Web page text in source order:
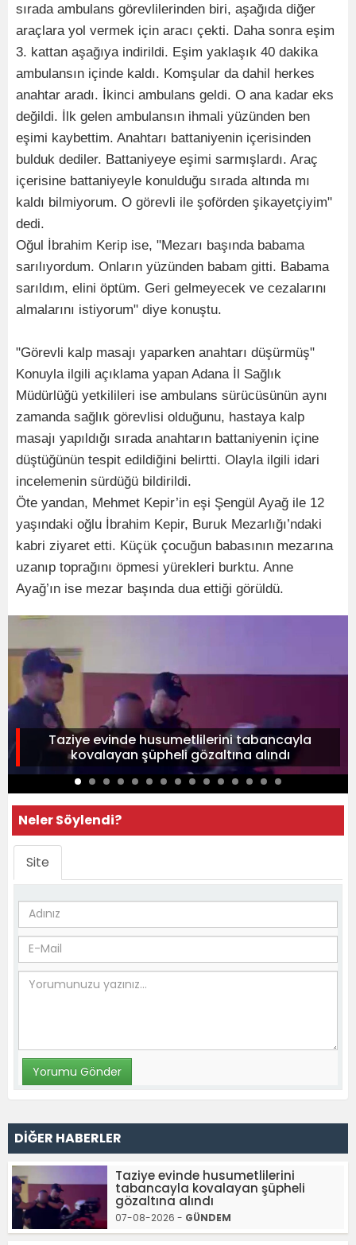
sırada ambulans görevlilerinden biri, aşağıda diğer
araçlara yol vermek için aracı çekti. Daha sonra eşim
3. kattan aşağıya indirildi. Eşim yaklaşık 40 dakika
ambulansın içinde kaldı. Komşular da dahil herkes
anahtar aradı. İkinci ambulans geldi. O ana kadar eks
değildi. İlk gelen ambulansın ihmali yüzünden ben
eşimi kaybettim. Anahtarı battaniyenin içerisinden
bulduk dediler. Battaniyeye eşimi sarmışlardı. Araç
içerisine battaniyeyle konulduğu sırada altında mı
kaldı bilmiyorum. O görevli ile şoförden şikayetçiyim"
dedi.
Oğul İbrahim Kerip ise, "Mezarı başında babama
sarılıyordum. Onların yüzünden babam gitti. Babama
sarıldım, elini öptüm. Geri gelmeyecek ve cezalarını
almalarını istiyorum" diye konuştu.
"Görevli kalp masajı yaparken anahtarı düşürmüş"
Konuyla ilgili açıklama yapan Adana İl Sağlık
Müdürlüğü yetkilileri ise ambulans sürücüsünün aynı
zamanda sağlık görevlisi olduğunu, hastaya kalp
masajı yapıldığı sırada anahtarın battaniyenin içine
düştüğünün tespit edildiğini belirtti. Olayla ilgili idari
incelemenin sürdüğü bildirildi.
Öte yandan, Mehmet Kepir’in eşi Şengül Ayağ ile 12
yaşındaki oğlu İbrahim Kepir, Buruk Mezarlığı’ndaki
kabri ziyaret etti. Küçük çocuğun babasının mezarına
uzanıp toprağını öpmesi yürekleri burktu. Anne
Ayağ’ın ise mezar başında dua ettiği görüldü.
Taziye evinde husumetlilerini tabancayla
kovalayan şüpheli gözaltına alındı
Neler Söylendi?
Site
DİĞER HABERLER
Taziye evinde husumetlilerini
tabancayla kovalayan şüpheli
gözaltına alındı
07-08-2026 - GÜNDEM